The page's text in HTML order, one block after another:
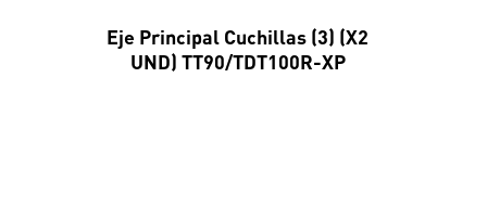
Eje Principal Cuchillas (3) (X2
UND) TT90/TDT100R-XP